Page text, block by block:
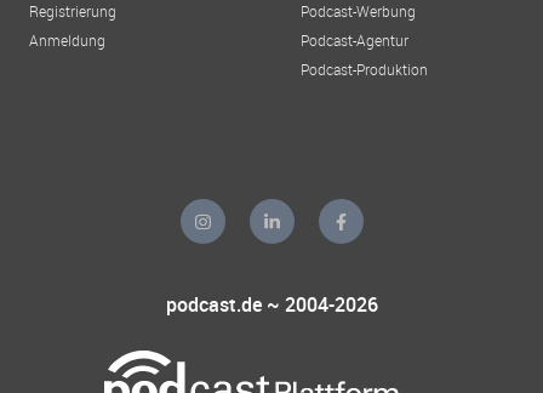
Registrierung
Anmeldung
Podcast-Werbung
Podcast-Agentur
Podcast-Produktion
podcast.de ~ 2004-2026